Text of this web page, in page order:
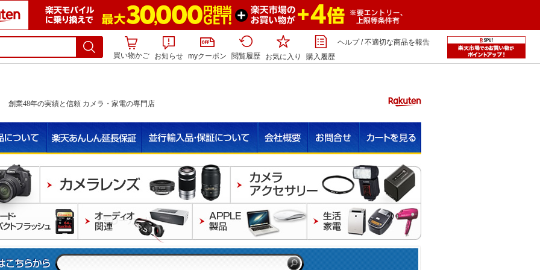
買い物かご お知らせ myクーポン 閲覧履歴 お気に入り 購入履歴
ヘルプ/不適切な商品を報告
創業48年の実績と信頼 カメラ・家電の専門店